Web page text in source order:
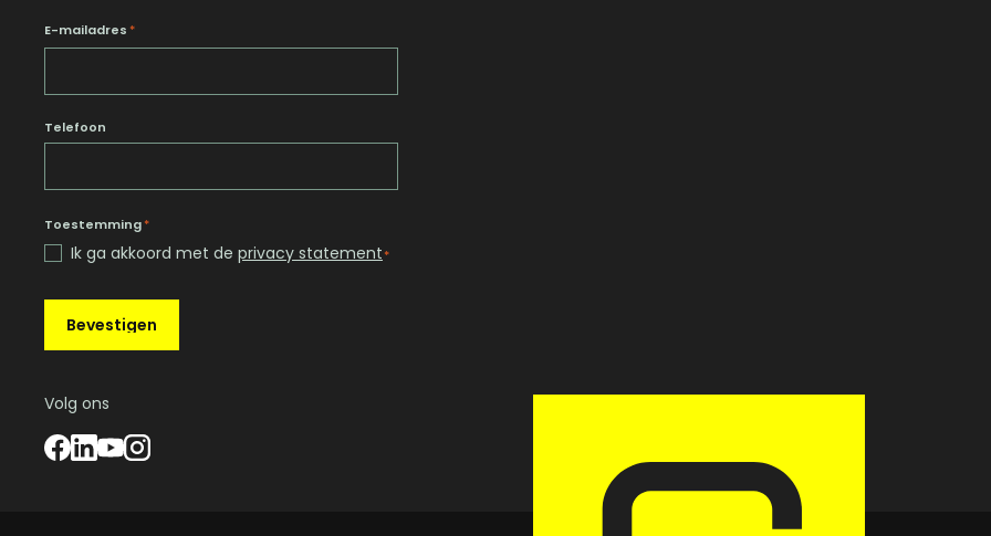
E-mailadres *
Telefoon
Toestemming*
Ik ga akkoord met de privacy statement*
Bevestigen
Volg ons